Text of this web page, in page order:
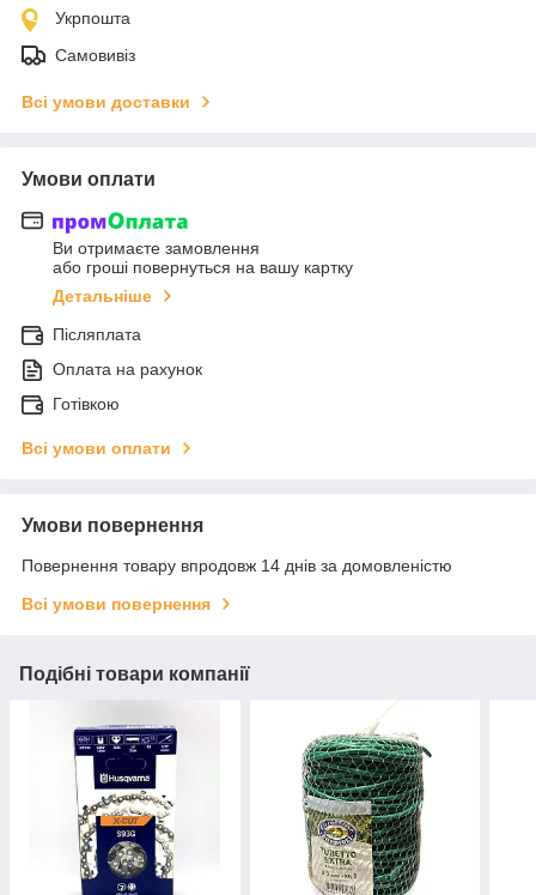
Укрпошта
Самовивіз
Всі умови доставки
Умови оплати
Ви отримаєте замовлення
або гроші повернуться на вашу картку
Детальніше
Післяплата
Оплата на рахунок
Готівкою
Всі умови оплати
Умови повернення
Повернення товару впродовж 14 днів за домовленістю
Всі умови повернення
Подібні товари компанії